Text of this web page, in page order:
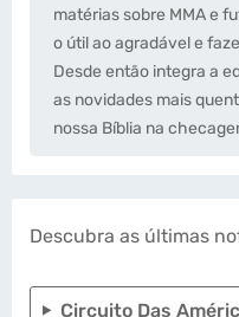
matérias sobre MMA e
o útil ao agradável e
Desde então integra a
as novidades mais
nossa Bíblia na
Descubra as últimas
Circuito Das Améric